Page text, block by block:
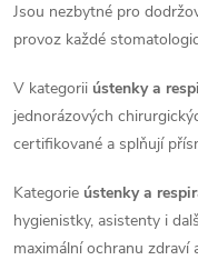
Jsou nezbytné pro
provoz každé
V kategorii ústenky a
jednorázových
certifikované a splňují
Kategorie ústenky a
hygienistky, asistenty i
maximální ochranu zdraví